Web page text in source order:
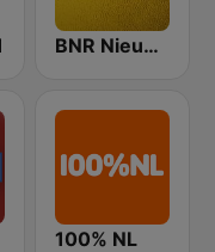
BNR Nieuwsradio
100% NL